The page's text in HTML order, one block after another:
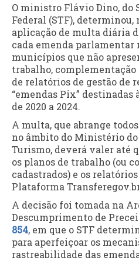
O ministro Flávio Dino, do
Federal (STF), determinou,
aplicação de multa diária
cada emenda parlamentar
municípios que não
trabalho, complementação
de relatórios de gestão de
“emendas Pix”
de 2020 a 2024.
A multa, que abrange
no âmbito do Ministério do
Turismo, deverá valer até
os planos de trabalho (ou
cadastrados) e os
Plataforma
A decisão foi tomada na
Descumprimento de
854, em que o STF
para aperfeiçoar os
rastreabilidade das